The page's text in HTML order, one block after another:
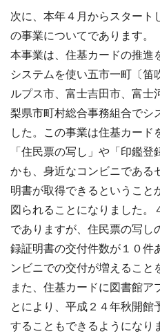
次に、本年４月からスタート
の事業についてであります。
本事業は、住基カードの推進
システムを使い五市一町〔笛
ルプス市、富士吉田市、富士
梨県市町村総合事務組合でシ
した。この事業は住基カード
「住民票の写し」や「印鑑
かも、身近なコンビニである
明書が取得できるということ
図られることになりました。
でありますが、住民票の写し
録証明書の交付件数が１０件
ンビニでの交付が増えること
また、住基カードに図書館ア
とにより、平成２４年秋開館
することもできるようになり